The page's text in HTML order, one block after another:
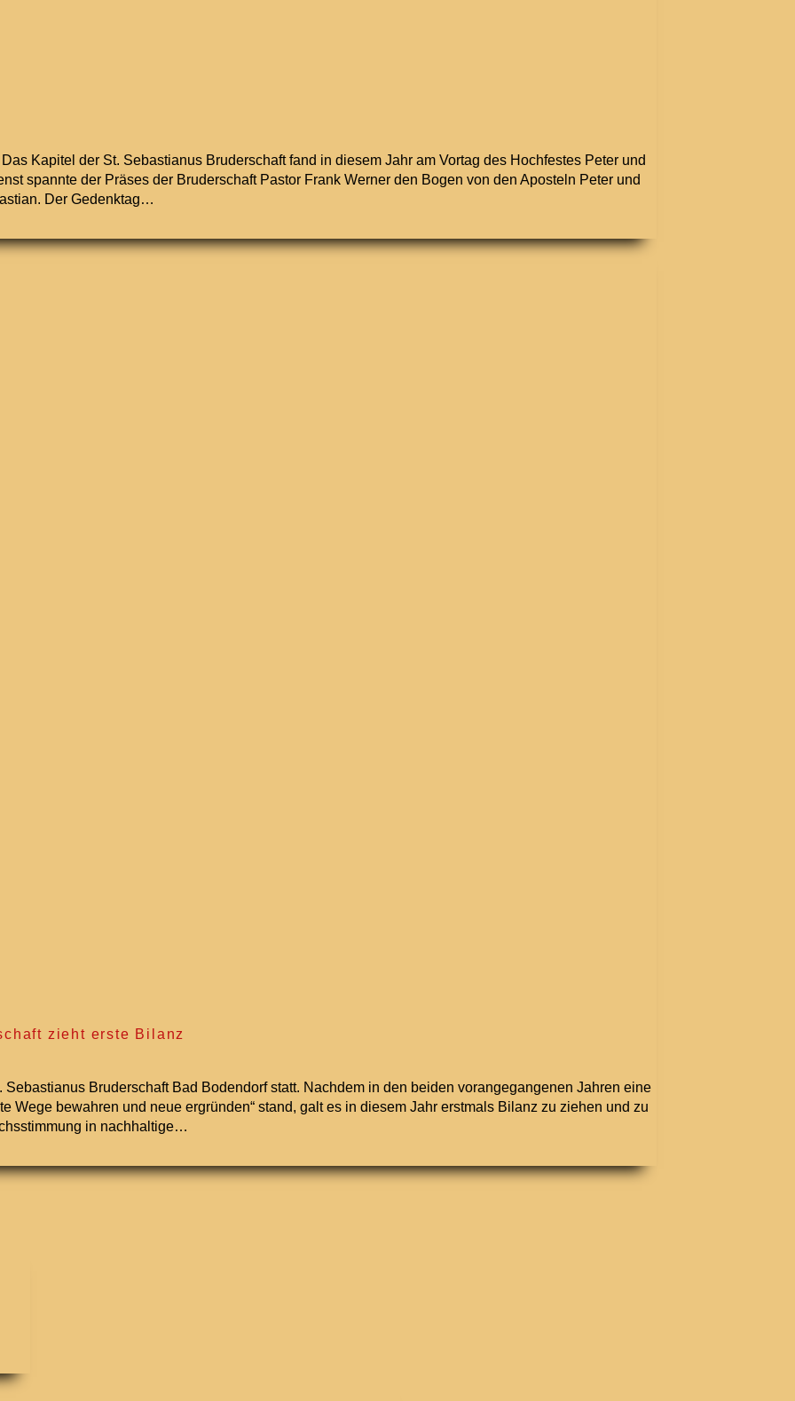
Kapitel der St. Sebastianus Bruderschaft fand in diesem Jahr am Vortag des Hochfestes Peter und
spannte der Präses der Bruderschaft Pastor Frank Werner den Bogen von den Aposteln Peter und
Der Gedenktag…
zieht erste Bilanz
Bruderschaft Bad Bodendorf statt. Nachdem in den beiden vorangegangenen Jahren eine
Wege bewahren und neue ergründen“ stand, galt es in diesem Jahr erstmals Bilanz zu ziehen und zu
in nachhaltige…